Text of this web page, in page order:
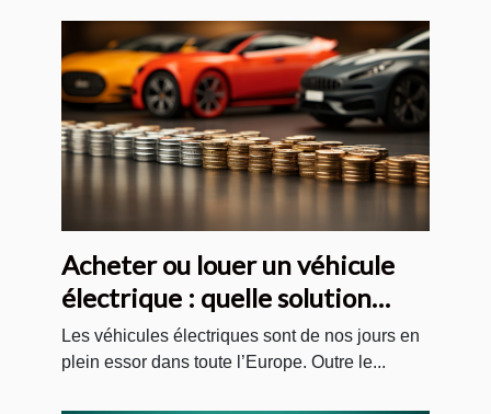
Acheter ou louer un véhicule
électrique : quelle solution
choisir ?
Les véhicules électriques sont de nos jours en
plein essor dans toute l’Europe. Outre le...